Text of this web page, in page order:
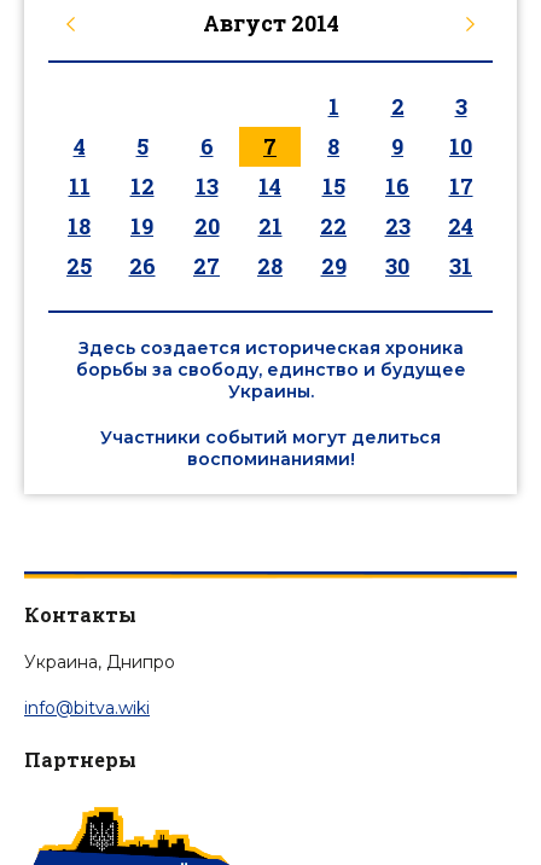
Август 2014
1 2
3
4
5 6 7 8 9
10
11
12 13 14 15 16
17
18
19 20 21 22 23
24
25
26 27 28 29 30 31
Здесь создается историческая хроника
борьбы за свободу, единство и будущее
Украины.
Участники событий могут делиться
воспоминаниями!
Контакты
Украина, Днипро
info@bitva.wiki
Партнеры